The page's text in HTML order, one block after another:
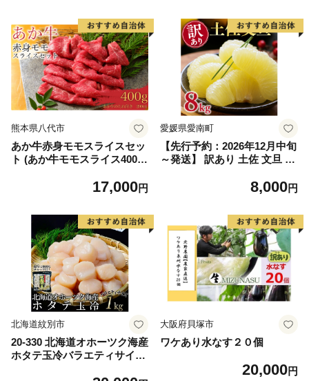
熊本県八代市
あか牛赤身モモスライスセッ
ト (あか牛モモスライス400
17,000円
愛媛県愛南町
【先行予約：2026年12月中旬
～発送】 訳あり 土佐 文旦 8k
ス) 8000円 わけあり ぶんたん
農家直送 期間限定 特産品 サ
イズミックス くらもとファー
ム 愛南町 愛媛県
8,000円
北海道紋別市
20-330 北海道オホーツク海産
ホタテ玉冷バラエティサイズ
大阪府貝塚市
ワケあり水なす２０個
20,000円